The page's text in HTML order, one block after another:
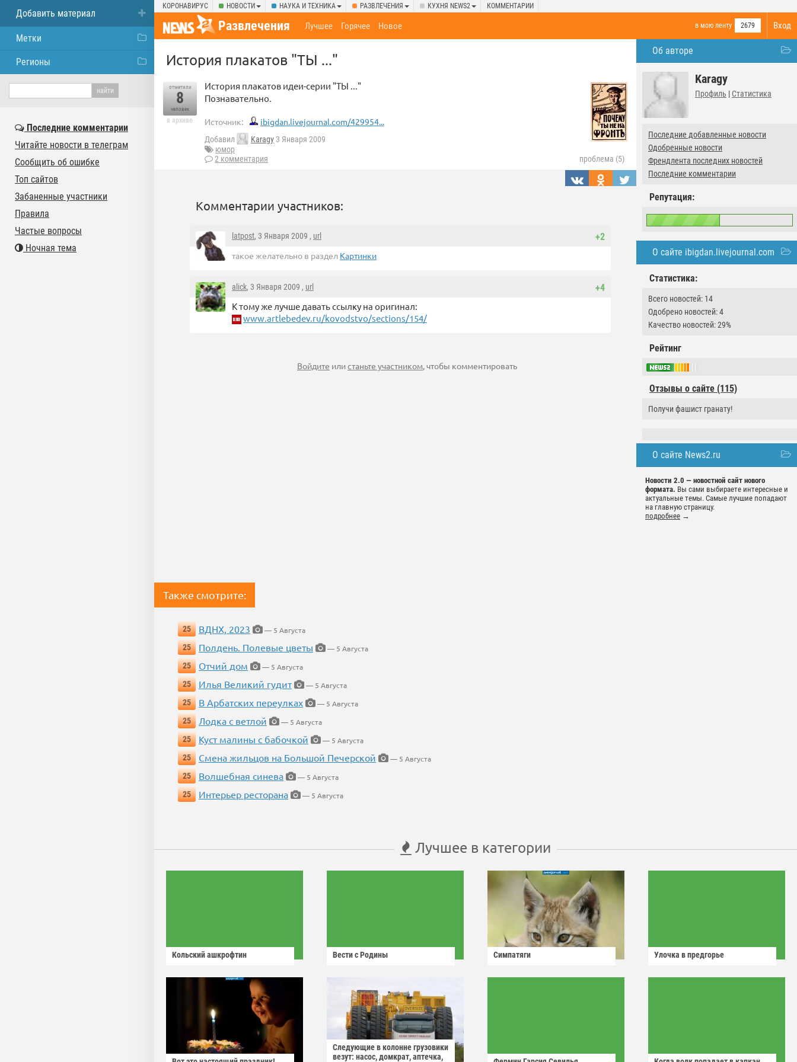
КОРОНАВИРУС НОВОСТИ НАУКА И ТЕХНИКА РАЗВЛЕЧЕНИЯ КУХНЯ NEWS2 КОММЕНТАРИИ
Вход
Развлечения в мою ленту 2679
Лучшее Горячее Новое
Об авторе
Karagy
Профиль | Статистика
Последние добавленные новости
Одобренные новости
Френдлента последних новостей
Последние комментарии
Репутация:
О сайте ibigdan.livejournal.com
Статистика:
Всего новостей: 14
Одобрено новостей: 4
Качество новостей: 29%
Рейтинг
Отзывы о сайте (115)
Получи фашист гранату!
О сайте News2.ru
Новости 2.0 — новостной сайт нового
формата. Вы сами выбираете интересные и
актуальные темы. Самые лучшие попадают
на главную страницу.
подробнее →
История плакатов "ТЫ ..."
отметили
8
человек
в архиве
История плакатов идеи-серии "ТЫ ..."
Познавательно.
Источник: ibigdan.livejournal.com/429954...
Добавил Karagy 3 Января 2009
юмор
2 комментария
проблема (5)
Комментарии участников:
+2
latpost, 3 Января 2009 , url
такое желательно в раздел Картинки
+4
alick, 3 Января 2009 , url
К тому же лучше давать ссылку на оригинал:
www.artlebedev.ru/kovodstvo/sections/154/
Войдите илистаньте участником, чтобы комментировать
Также смотрите:
25 ВДНХ, 2023
— 5 Августа
25
Полдень. Полевые цветы
— 5 Августа
25
Отчий дом
— 5 Августа
25
Илья Великий гудит
— 5 Августа
25
В Арбатских переулках
— 5 Августа
25
Лодка с ветлой
— 5 Августа
25
Куст малины с бабочкой
— 5 Августа
25
Смена жильцов на Большой Печерской
— 5 Августа
25
Волшебная синева
— 5 Августа
25
Интерьер ресторана — 5 Августа
Лучшее в категории
Кольский ашкрофтин Вести с Родины Симпатяги Улочка в предгорье
Следующие в колонне грузовики
везут: насос, домкрат, аптечка,
Добавить материал
Метки
Регионы
Последние комментарии
Читайте новости в телеграм
Сообщить об ошибке
Топ сайтов
Забаненные участники
Правила
Частые вопросы
Ночная тема